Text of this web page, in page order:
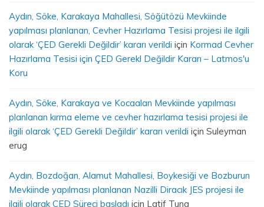
Aydın, Söke, Karakaya Mahallesi, Söğütözü Mevkiinde
yapılması planlanan, Cevher Hazırlama Tesisi projesi ile ilgili
olarak ‘ÇED Gerekli Değildir’ kararı verildi için Kormad Cevher
Hazırlama Tesisi için ÇED Gerekl Değildir Kararı – Latmos'u
Koru
Aydın, Söke, Karakaya ve Kocaalan Mevkiinde yapılması
planlanan kırma eleme ve cevher hazırlama tesisi projesi ile
ilgili olarak ‘ÇED Gerekli Değildir’ kararı verildi için Suleyman
erug
Aydın, Bozdoğan, Alamut Mahallesi, Boykesiği ve Bozburun
Mevkiinde yapılması planlanan Nazilli Diracık JES projesi ile
ilgili olarak ÇED Süreci başladı için Latif Tuna